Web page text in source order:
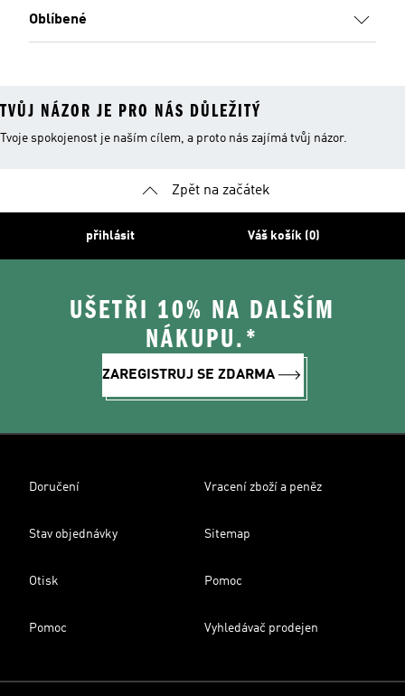
Oblíbené
TVŮJ NÁZOR JE PRO NÁS DŮLEŽITÝ
Tvoje spokojenost je naším cílem, a proto nás zajímá tvůj názor.
Zpět na začátek
přihlásit Váš košík (0)
UŠETŘI 10% NA DALŠÍM
NÁKUPU.*
ZAREGISTRUJ SE ZDARMA
Doručení Vracení zboží a peněz
Stav objednávky Sitemap
Otisk Pomoc
Pomoc Vyhledávač prodejen